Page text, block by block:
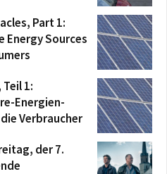
Part 1:
Energy Sources
1:
Energien-
Verbraucher
der 7.